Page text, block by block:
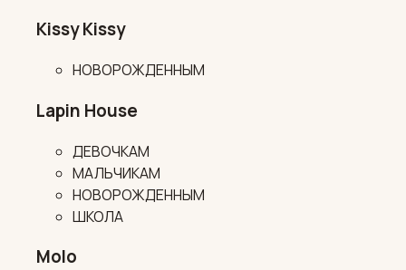
Kissy Kissy
НОВОРОЖДЕННЫМ
Lapin House
ДЕВОЧКАМ
МАЛЬЧИКАМ
НОВОРОЖДЕННЫМ
ШКОЛА
Molo